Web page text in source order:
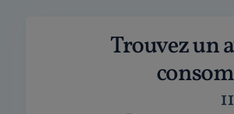
Trouvez un